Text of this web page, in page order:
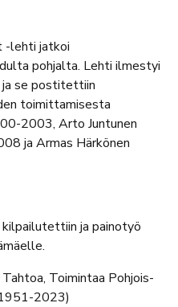
-lehti jatkoi
pohjalta. Lehti ilmestyi
ja se postitettiin
toimittamisesta
2003, Arto Juntunen
ja Armas Härkönen
ja painotyö
Toimintaa Pohjois-
2023)